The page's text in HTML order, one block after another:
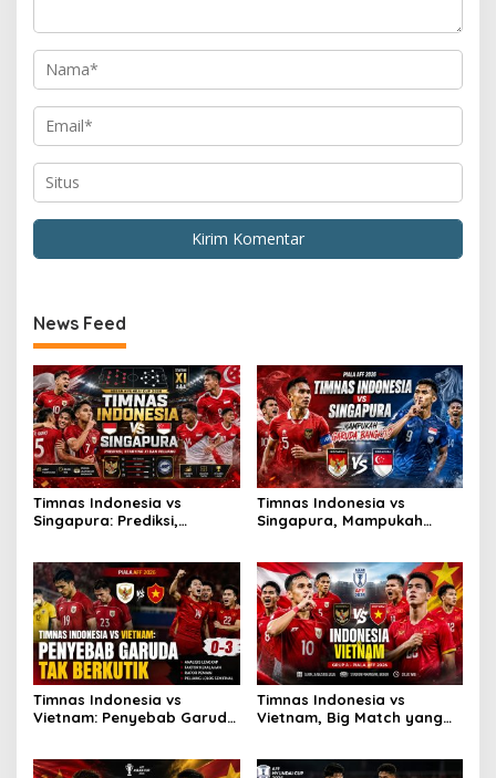
News Feed
Timnas Indonesia vs
Singapura: Prediksi,
Timnas Indonesia vs
Singapura, Mampukah
Timnas Indonesia vs
Vietnam: Penyebab Garuda
Timnas Indonesia vs
Vietnam, Big Match yang